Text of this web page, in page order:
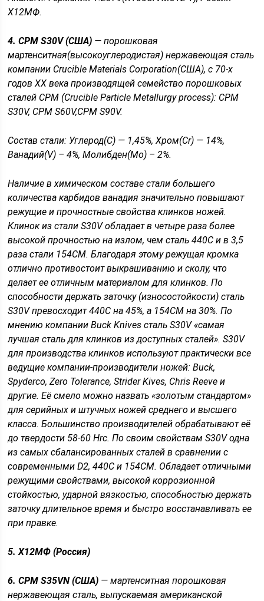
Х12МФ.
4. CPM S30V (США) — порошковая
мартенситная(высокоуглеродистая) нержавеющая сталь
компании Crucible Materials Corporation(США), с 70-х
годов XX века производящей семейство порошковых
сталей CPM (Crucible Particle Metallurgy process): СРМ
S30V, СРМ S60V,СРМ S90V.
Состав стали: Углерод(C) — 1,45%, Хром(Cr) — 14%,
Ванадий(V) – 4%, Молибден(Мо) – 2%.
Наличие в химическом составе стали большего
количества карбидов ванадия значительно повышают
режущие и прочностные свойства клинков ножей.
Клинок из стали S30V обладает в четыре раза более
высокой прочностью на излом, чем сталь 440С и в 3,5
раза стали 154СМ. Благодаря этому режущая кромка
отлично противостоит выкрашиванию и сколу, что
делает ее отличным материалом для клинков. По
способности держать заточку (износостойкости) сталь
S30V превосходит 440С на 45%, а 154СМ на 30%. По
мнению компании Buck Knives сталь S30V «самая
лучшая сталь для клинков из доступных сталей». S30V
для производства клинков используют практически все
ведущие компании-производители ножей:Buck,
Spyderco,Zero Tolerance,Strider Kives, Chris Reeve и
другие. Её смело можно назвать «золотым стандартом»
для серийных и штучных ножей среднего и высшего
класса. Большинство производителей обрабатывают её
до твердости 58-60 Hrc. По своим свойствам S30V одна
из самых сбалансированных сталей в сравнении с
современными D2, 440C и 154CM. Обладает отличными
режущими свойствами, высокой коррозионной
стойкостью, ударной вязкостью, способностью держать
заточку длительное время и быстро восстанавливать ее
при правке.
5. Х12МФ (Россия)
6. CPM S35VN (США) — мартенситная порошковая
нержавеющая сталь, выпускаемая американской